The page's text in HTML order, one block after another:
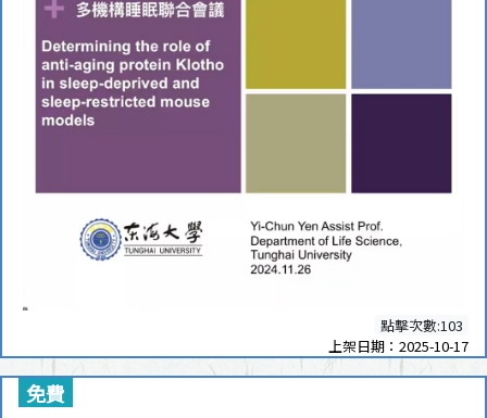
點擊次數:103
上架日期：2025-10-17
免費